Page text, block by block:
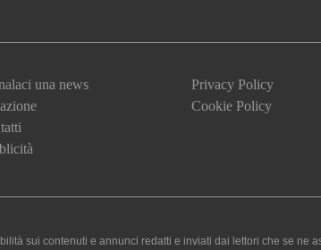
una news
Privacy Policy
Cookie Policy
sui contenuti e annunci redatti e inviati dai lettori che se ne